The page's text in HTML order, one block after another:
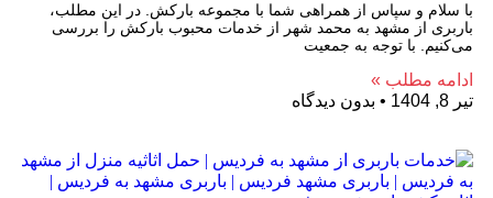
با سلام و سپاس از همراهی شما با مجموعه بارکش. در این مطلب،
باربری از مشهد به محمد شهر از خدمات محبوب بارکش را بررسی
می‌کنیم. با توجه به جمعیت
ادامه مطلب »
تیر 8, 1404
بدون دیدگاه